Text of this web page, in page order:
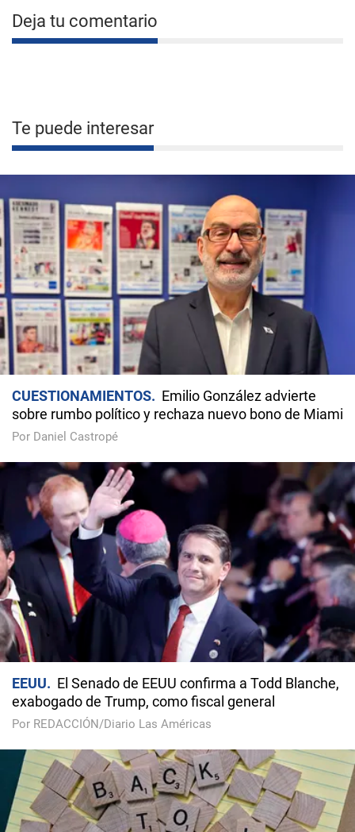
Deja tu comentario
Te puede interesar
CUESTIONAMIENTOS
Emilio González advierte
sobre rumbo político y rechaza nuevo bono de Miami
Por Daniel Castropé
EEUU
El Senado de EEUU confirma a Todd Blanche,
exabogado de Trump, como fiscal general
Por REDACCIÓN/Diario Las Américas